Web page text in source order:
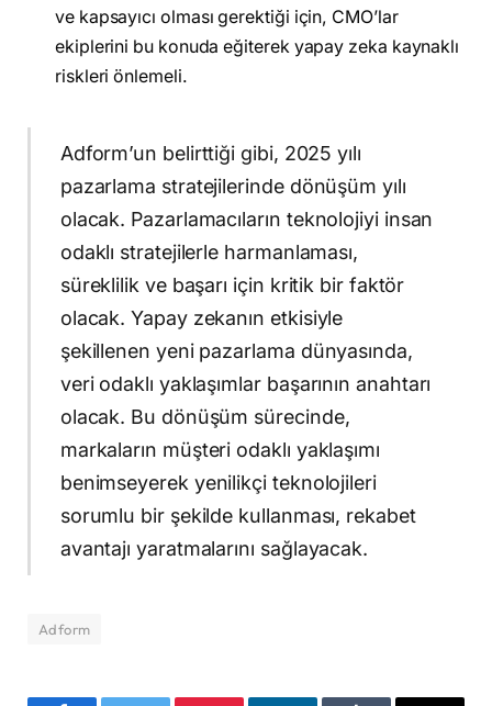
ve kapsayıcı olması gerektiği için, CMO’lar
ekiplerini bu konuda eğiterek yapay zeka kaynaklı
riskleri önlemeli.
Adform’un belirttiği gibi, 2025 yılı
pazarlama stratejilerinde dönüşüm yılı
olacak. Pazarlamacıların teknolojiyi insan
odaklı stratejilerle harmanlaması,
süreklilik ve başarı için kritik bir faktör
olacak. Yapay zekanın etkisiyle
şekillenen yeni pazarlama dünyasında,
veri odaklı yaklaşımlar başarının anahtarı
olacak. Bu dönüşüm sürecinde,
markaların müşteri odaklı yaklaşımı
benimseyerek yenilikçi teknolojileri
sorumlu bir şekilde kullanması, rekabet
avantajı yaratmalarını sağlayacak.
Adform